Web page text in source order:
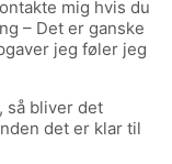
mig hvis du
– Det er ganske
jeg føler jeg
så bliver det
det er klar til